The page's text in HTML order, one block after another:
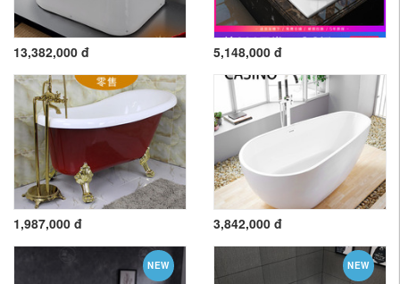
13,382,000 đ 5,148,000 đ
1,987,000 đ 3,842,000 đ
NEW NEW